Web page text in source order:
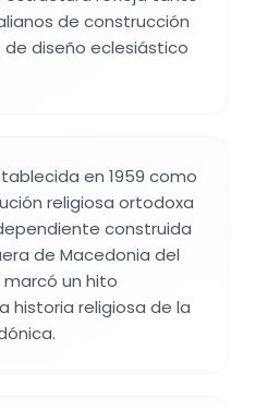
de construcción
diseño eclesiástico
en 1959 como
religiosa ortodoxa
construida
de Macedonia del
marcó un hito
historia religiosa de la